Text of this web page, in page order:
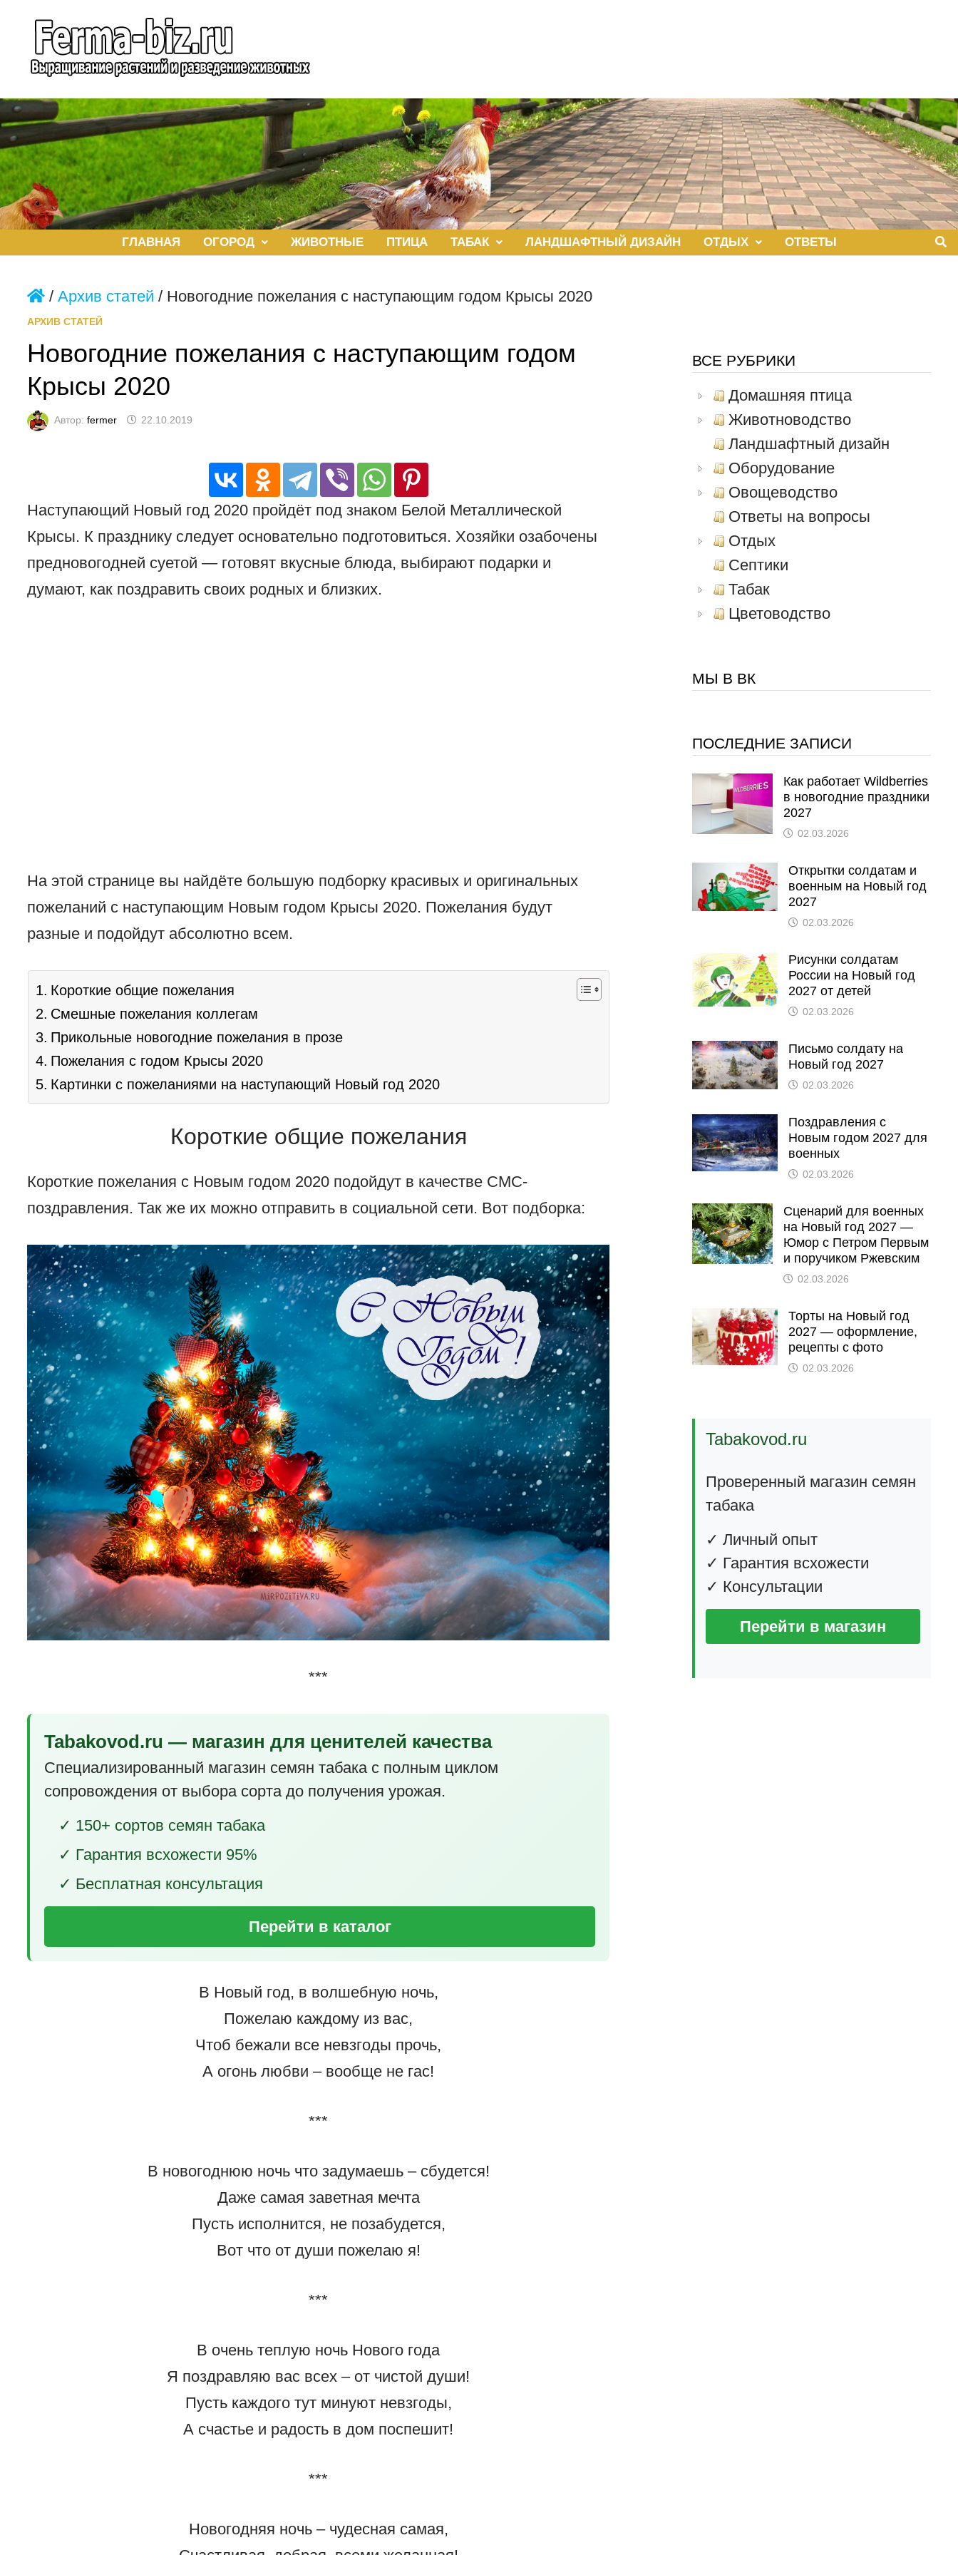
содержимому
ГЛАВНАЯ ОГОРОД ЖИВОТНЫЕ ПТИЦА ТАБАК ЛАНДШАФТНЫЙ ДИЗАЙН ОТДЫХ ОТВЕТЫ
/Архив статей / Новогодние пожелания с наступающим годом Крысы 2020
АРХИВ СТАТЕЙ
Новогодние пожелания с наступающим годом
Крысы 2020
Автор:fermer 22.10.2019
Наступающий Новый год 2020 пройдёт под знаком Белой Металлической
Крысы. К празднику следует основательно подготовиться. Хозяйки озабочены
предновогодней суетой — готовят вкусные блюда, выбирают подарки и
думают, как поздравить своих родных и близких.
На этой странице вы найдёте большую подборку красивых и оригинальных
пожеланий с наступающим Новым годом Крысы 2020. Пожелания будут
разные и подойдут абсолютно всем.
Короткие общие пожелания
Смешные пожелания коллегам
Прикольные новогодние пожелания в прозе
Пожелания с годом Крысы 2020
Картинки с пожеланиями на наступающий Новый год 2020
Короткие общие пожелания
Короткие пожелания с Новым годом 2020 подойдут в качестве СМС-
поздравления. Так же их можно отправить в социальной сети. Вот подборка:
***
Tabakovod.ru — магазин для ценителей качества
Специализированный магазин семян табака с полным циклом
сопровождения от выбора сорта до получения урожая.
✓ 150+ сортов семян табака
✓ Гарантия всхожести 95%
✓ Бесплатная консультация
Перейти в каталог
В Новый год, в волшебную ночь,
Пожелаю каждому из вас,
Чтоб бежали все невзгоды прочь,
А огонь любви – вообще не гас!
***
В новогоднюю ночь что задумаешь – сбудется!
Даже самая заветная мечта
Пусть исполнится, не позабудется,
Вот что от души пожелаю я!
***
В очень теплую ночь Нового года
Я поздравляю вас всех – от чистой души!
Пусть каждого тут минуют невзгоды,
А счастье и радость в дом поспешит!
***
Новогодняя ночь – чудесная самая,
ВСЕ РУБРИКИ
Домашняя птица
Животноводство
Ландшафтный дизайн
Оборудование
Овощеводство
Ответы на вопросы
Отдых
Септики
Табак
Цветоводство
МЫ В ВК
ПОСЛЕДНИЕ ЗАПИСИ
Как работает Wildberries
в новогодние праздники
2027
02.03.2026
Открытки солдатам и
военным на Новый год
2027
02.03.2026
Рисунки солдатам
России на Новый год
2027 от детей
02.03.2026
Письмо солдату на
Новый год 2027
02.03.2026
Поздравления с
Новым годом 2027 для
военных
02.03.2026
Сценарий для военных
на Новый год 2027 —
Юмор с Петром Первым
и поручиком Ржевским
02.03.2026
Торты на Новый год
2027 — оформление,
рецепты с фото
02.03.2026
Tabakovod.ru
Проверенный магазин семян
табака
✓ Личный опыт
✓ Гарантия всхожести
✓ Консультации
Перейти в магазин